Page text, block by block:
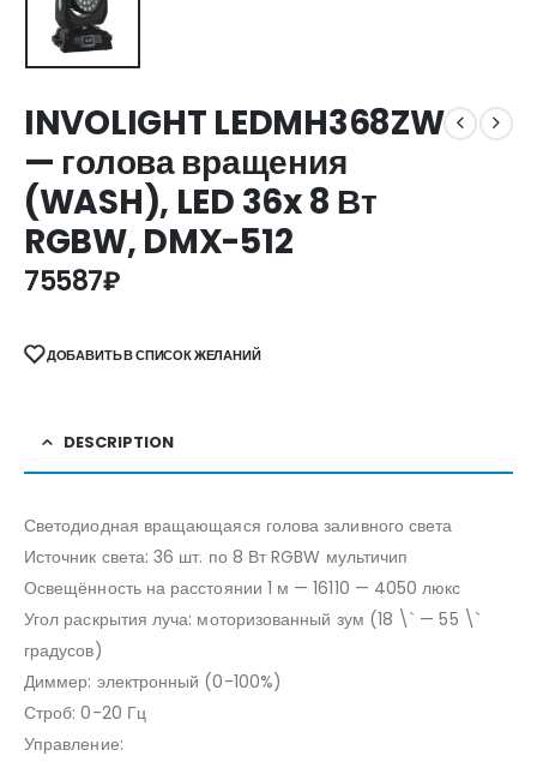
INVOLIGHT LEDMH368ZW
— голова вращения
(WASH), LED 36x 8 Вт
RGBW, DMX-512
75587₽
ДОБАВИТЬ В СПИСОК ЖЕЛАНИЙ
DESCRIPTION
Светодиодная вращающаяся голова заливного света
Источник света: 36 шт. по 8 Вт RGBW мультичип
Освещённость на расстоянии 1 м — 16110 — 4050 люкс
Угол раскрытия луча: моторизованный зум (18 \` — 55 \`
градусов)
Диммер: электронный (0-100%)
Строб: 0-20 Гц
Управление: